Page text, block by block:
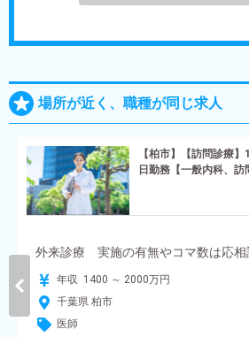
場所が近く、職種が同じ求人
【柏市】【訪問診療
日勤務【一般内科、訪
外来診療 実施の有無やコマ数は応相
年収 1400 ～ 2000万円
千葉県 柏市
医師